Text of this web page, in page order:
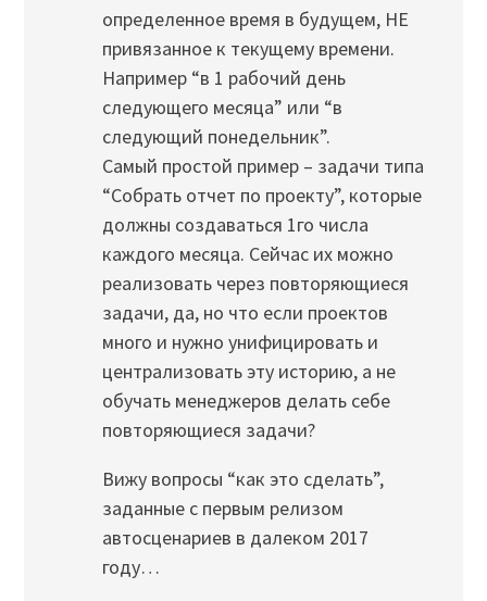
определенное время в будущем, НЕ
привязанное к текущему времени.
Например “в 1 рабочий день
следующего месяца” или “в
следующий понедельник”.
Самый простой пример – задачи типа
“Собрать отчет по проекту”, которые
должны создаваться 1го числа
каждого месяца. Сейчас их можно
реализовать через повторяющиеся
задачи, да, но что если проектов
много и нужно унифицировать и
централизовать эту историю, а не
обучать менеджеров делать себе
повторяющиеся задачи?
Вижу вопросы “как это сделать”,
заданные с первым релизом
автосценариев в далеком 2017
году…